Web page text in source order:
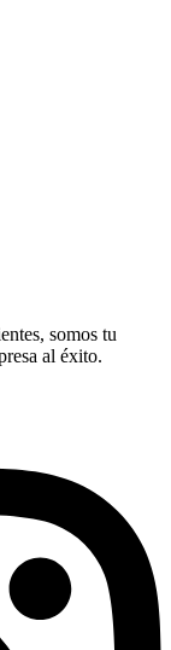
somos tu
al éxito.